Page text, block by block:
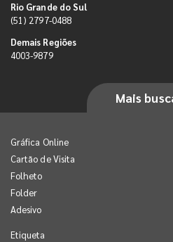
Rio Grande do Sul
(51) 2797-0488
Demais Regiões
4003-9879
Mais
Gráfica Online
Cartão de Visita
Folheto
Folder
Adesivo
Etiqueta